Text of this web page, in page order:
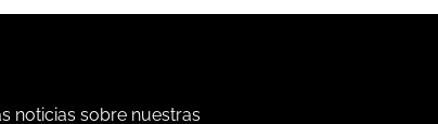
noticias sobre nuestras